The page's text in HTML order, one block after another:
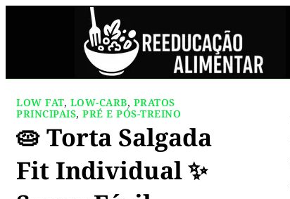
LOW FAT, LOW-CARB, PRATOS
PRINCIPAIS, PRÉ E PÓS-TREINO
🥧 Torta Salgada
Fit Individual ✨